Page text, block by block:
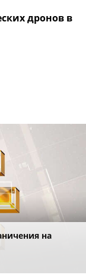
дронов в
на